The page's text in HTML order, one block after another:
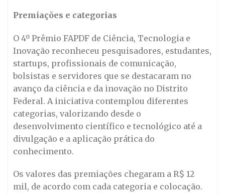
Premiações e categorias
O 4º Prêmio FAPDF de Ciência, Tecnologia e
Inovação reconheceu pesquisadores, estudantes,
startups, profissionais de comunicação,
bolsistas e servidores que se destacaram no
avanço da ciência e da inovação no Distrito
Federal. A iniciativa contemplou diferentes
categorias, valorizando desde o
desenvolvimento científico e tecnológico até a
divulgação e a aplicação prática do
conhecimento.
Os valores das premiações chegaram a R$ 12
mil, de acordo com cada categoria e colocação.